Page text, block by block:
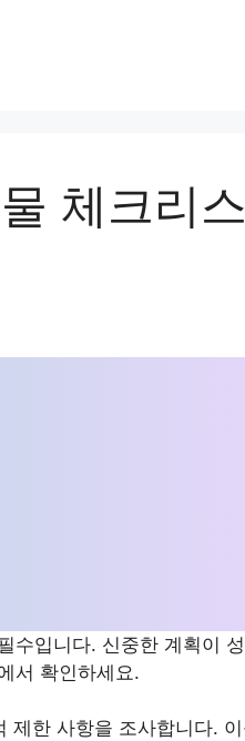
체크리스
수입니다. 신중한 계획이
서 확인하세요.
제한 사항을 조사합니다.